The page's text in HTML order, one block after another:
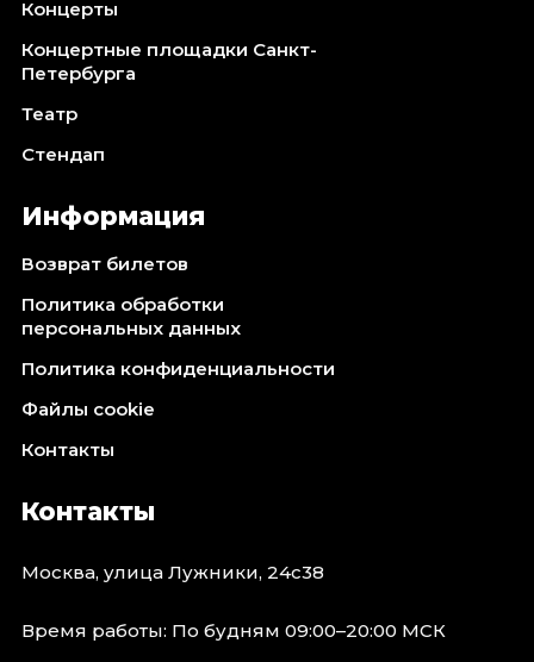
Концерты
Концертные площадки Санкт-
Петербурга
Театр
Стендап
Информация
Возврат билетов
Политика обработки
персональных данных
Политика конфиденциальности
Файлы cookie
Контакты
Контакты
Москва, улица Лужники, 24с38
Время работы: По будням 09:00–20:00 МСК